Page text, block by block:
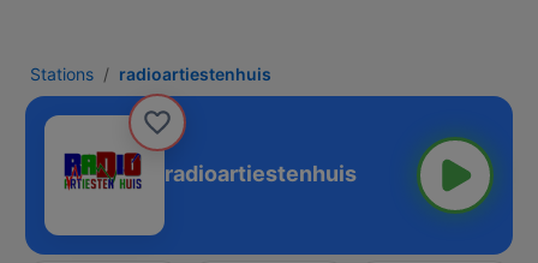
Stations radioartiestenhuis
radioartiestenhuis